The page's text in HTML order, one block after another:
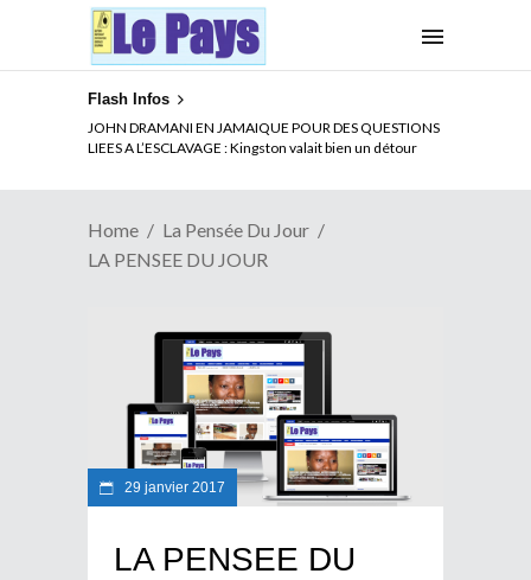
Flash Infos
JOHN DRAMANI EN JAMAIQUE POUR DES QUESTIONS
LIEES A L’ESCLAVAGE : Kingston valait bien un détour
Home
La Pensée Du Jour
LA PENSEE DU JOUR
29 janvier 2017
LA PENSEE DU